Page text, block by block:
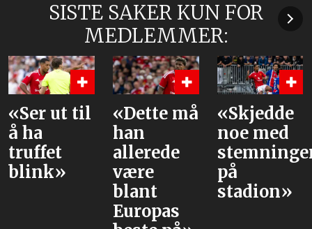
SISTE SAKER KUN FOR
MEDLEMMER:
ut til
«Dette må
han
allerede
være
blant
Europas
«Skjedde
noe med
stemningen
stadion»